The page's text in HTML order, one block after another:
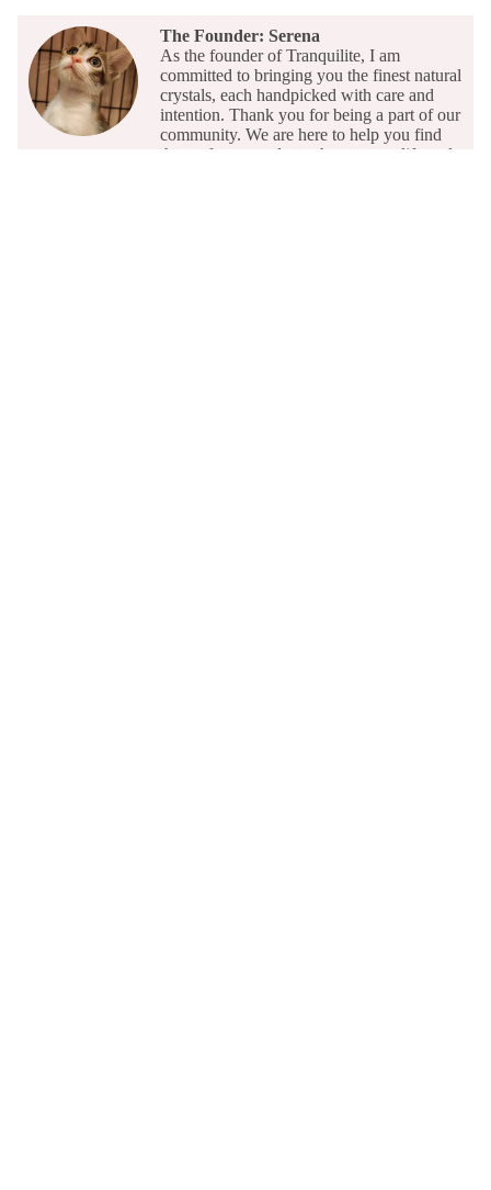
The Founder: Serena
As the founder of Tranquilite, I am
committed to bringing you the finest natural
crystals, each handpicked with care and
intention. Thank you for being a part of our
community. We are here to help you find
the perfect crystal to enhance your life and